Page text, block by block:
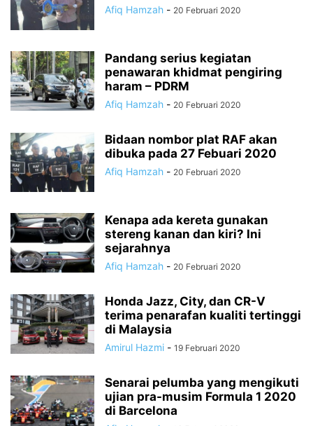
Afiq Hamzah - 20 Februari 2020
Pandang serius kegiatan
penawaran khidmat pengiring
haram – PDRM
Afiq Hamzah - 20 Februari 2020
Bidaan nombor plat RAF akan
dibuka pada 27 Febuari 2020
Afiq Hamzah - 20 Februari 2020
Kenapa ada kereta gunakan
stereng kanan dan kiri? Ini
sejarahnya
Afiq Hamzah - 20 Februari 2020
Honda Jazz, City, dan CR-V
terima penarafan kualiti tertinggi
di Malaysia
Amirul Hazmi - 19 Februari 2020
Senarai pelumba yang mengikuti
ujian pra-musim Formula 1 2020
di Barcelona